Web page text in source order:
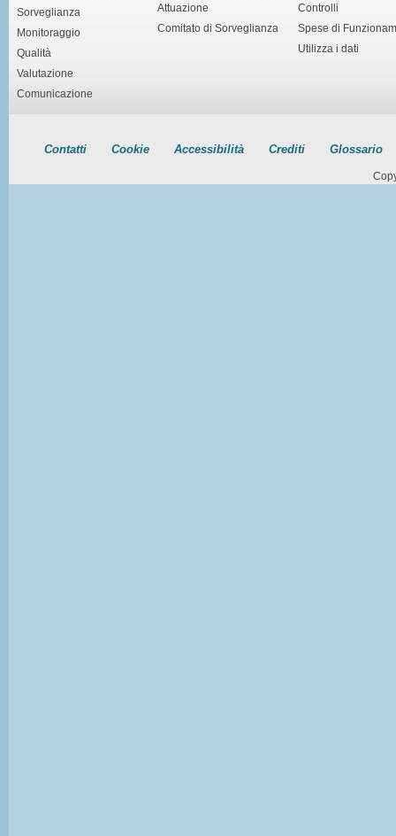
Sorveglianza
Monitoraggio
Qualità
Valutazione
Comunicazione
Attuazione
Comitato di Sorveglianza
Controlli
Spese di
Utilizza i dati
Contatti Cookie Accessibilità Crediti Glossario